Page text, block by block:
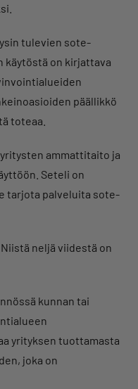
tulevien sote-
käytöstä on kirjattava
päällikkö
toteaa.
ammattitaito ja
Seteli on
tarjota palveluita sote-
neljä viidestä on
kunnan tai
yrityksen tuottamasta
joka on